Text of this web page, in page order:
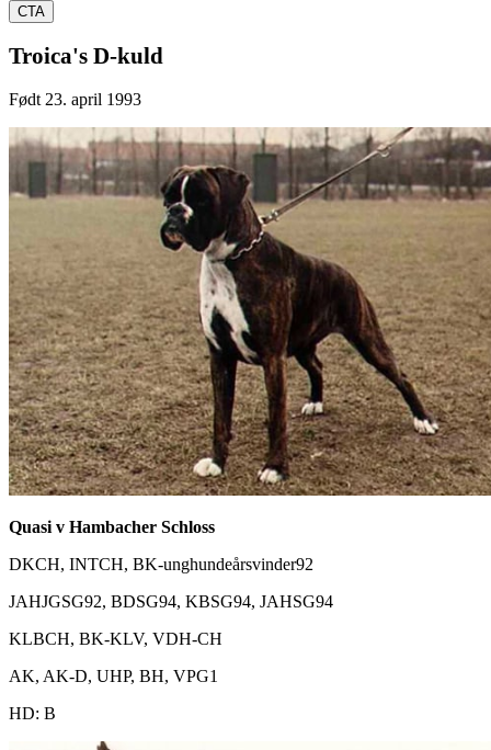
CTA
Troica's D-kuld
Født 23. april 1993
Quasi v Hambacher Schloss
DKCH, INTCH, BK-unghundeårsvinder92
JAHJGSG92, BDSG94, KBSG94, JAHSG94
KLBCH, BK-KLV, VDH-CH
AK, AK-D, UHP, BH, VPG1
HD: B